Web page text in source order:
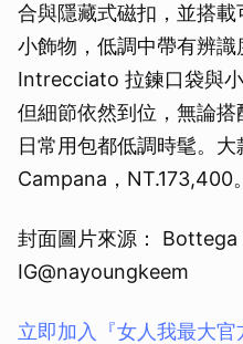
合與隱藏式磁扣，並搭
小飾物，低調中帶有辨
Intrecciato 拉鍊口袋與
但細節依然到位，無論
日常用包都低調時髦。
Campana，NT.173,400。
封面圖片來源： Bottega
IG@nayoungkeem
立即加入『女人我最大